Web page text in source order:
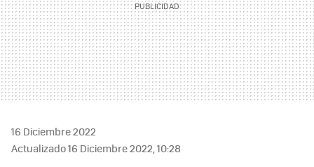
16 Diciembre 2022
Actualizado 16 Diciembre 2022, 10:28